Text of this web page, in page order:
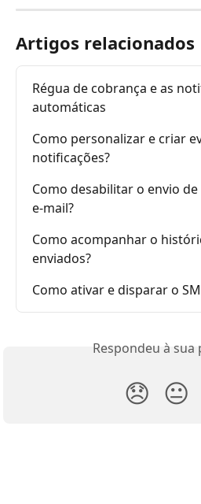
Artigos relacionados
Régua de cobrança e as
automáticas
Como personalizar e criar
notificações?
Como desabilitar o envio
e-mail?
Como acompanhar o
enviados?
Como ativar e disparar o
Respondeu à sua
😞 😐